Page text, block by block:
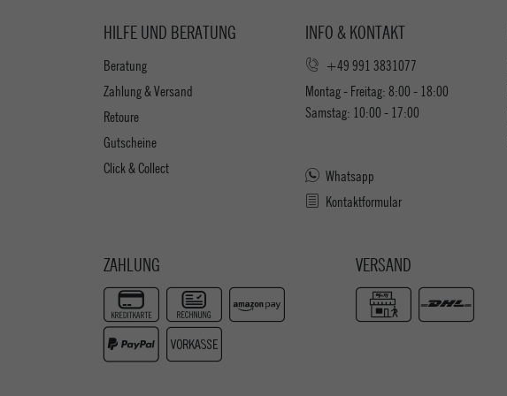
HILFE UND BERATUNG
Beratung
Zahlung & Versand
Retoure
Gutscheine
Click & Collect
INFO & KONTAKT
+49 991 3831077
Montag - Freitag: 8:00 - 18:00
Samstag: 10:00 - 17:00
Whatsapp
Kontaktformular
ZAHLUNG VERSAND